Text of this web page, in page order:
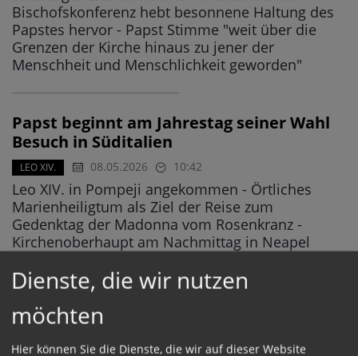
Bischofskonferenz hebt besonnene Haltung des
Papstes hervor - Papst Stimme "weit über die
Grenzen der Kirche hinaus zu jener der
Menschheit und Menschlichkeit geworden"
Papst beginnt am Jahrestag seiner Wahl
Besuch in Süditalien
LEO XIV. 08.05.2026 10:42
Leo XIV. in Pompeji angekommen - Örtliches
Marienheiligtum als Ziel der Reise zum
Gedenktag der Madonna vom Rosenkranz -
Kirchenoberhaupt am Nachmittag in Neapel
Betroffenengruppen zu Leo XIV.
07.05.2026 15:24
Dienste, die wir nutzen
möchten
Hier können Sie die Dienste, die wir auf dieser Website